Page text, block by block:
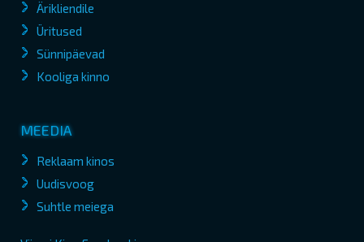
Ärikliendile
Üritused
Sünnipäevad
Kooliga kinno
MEEDIA
Reklaam kinos
Uudisvoog
Suhtle meiega